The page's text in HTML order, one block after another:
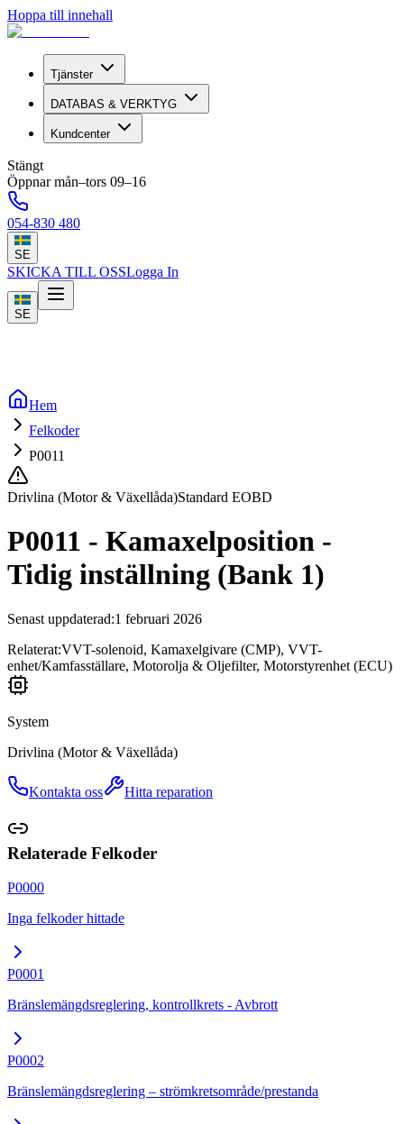
Hoppa till innehall
Tjänster
DATABAS & VERKTYG
Kundcenter
Stängt
Öppnar mån–tors 09–16
054-830 480
SE
SKICKA TILL OSSLogga In
SE
Hem
Felkoder
P0011
Drivlina (Motor & Växellåda)Standard EOBD
P0011 - Kamaxelposition -
Tidig inställning (Bank 1)
Senast uppdaterad:1 februari 2026
Relaterat:VVT-solenoid, Kamaxelgivare (CMP), VVT-
enhet/Kamfasställare, Motorolja & Oljefilter, Motorstyrenhet (ECU)
System
Drivlina (Motor & Växellåda)
Kontakta oss Hitta reparation
Relaterade Felkoder
P0000
Inga felkoder hittade
P0001
Bränslemängdsreglering, kontrollkrets - Avbrott
P0002
Bränslemängdsreglering – strömkretsområde/prestanda